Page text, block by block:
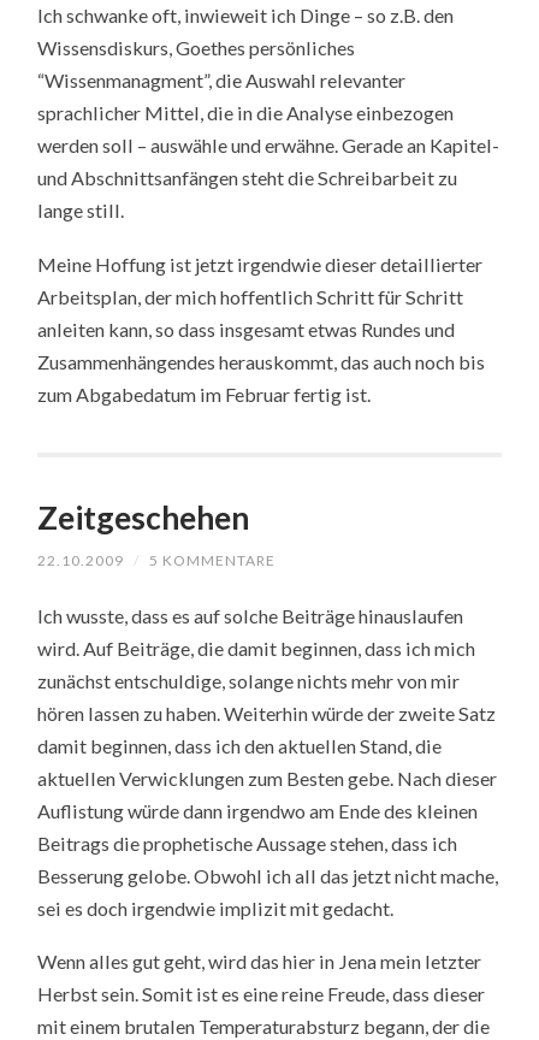
Ich schwanke oft, inwieweit ich Dinge – so z.B. den
Wissensdiskurs, Goethes persönliches
“Wissenmanagment”, die Auswahl relevanter
sprachlicher Mittel, die in die Analyse einbezogen
werden soll – auswähle und erwähne. Gerade an Kapitel-
und Abschnittsanfängen steht die Schreibarbeit zu
lange still.
Meine Hoffung ist jetzt irgendwie dieser detaillierter
Arbeitsplan, der mich hoffentlich Schritt für Schritt
anleiten kann, so dass insgesamt etwas Rundes und
Zusammenhängendes herauskommt, das auch noch bis
zum Abgabedatum im Februar fertig ist.
Zeitgeschehen
22.10.2009 / 5 KOMMENTARE
Ich wusste, dass es auf solche Beiträge hinauslaufen
wird. Auf Beiträge, die damit beginnen, dass ich mich
zunächst entschuldige, solange nichts mehr von mir
hören lassen zu haben. Weiterhin würde der zweite Satz
damit beginnen, dass ich den aktuellen Stand, die
aktuellen Verwicklungen zum Besten gebe. Nach dieser
Auflistung würde dann irgendwo am Ende des kleinen
Beitrags die prophetische Aussage stehen, dass ich
Besserung gelobe. Obwohl ich all das jetzt nicht mache,
sei es doch irgendwie implizit mit gedacht.
Wenn alles gut geht, wird das hier in Jena mein letzter
Herbst sein. Somit ist es eine reine Freude, dass dieser
mit einem brutalen Temperaturabsturz begann, der die